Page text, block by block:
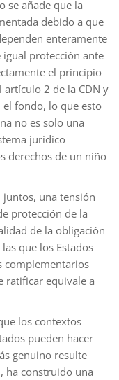
se añade que la
debido a que
enteramente
protección ante
el principio
2 de la CDN y
el fondo, lo que esto
no es solo una
jurídico
derechos de un niño
juntos, una tensión
protección de la
de la obligación
que los Estados
complementarios
ratificar equivale a
los contextos
pueden hacer
genuino resulte
ha construido una